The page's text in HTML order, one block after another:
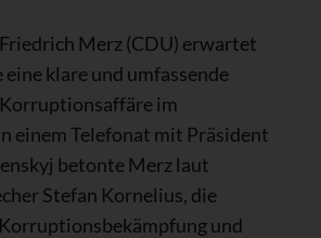
Merz (CDU) erwartet
klare und umfassende
im
einem Telefonat mit Präsident
betonte Merz laut
Stefan Kornelius, die
und